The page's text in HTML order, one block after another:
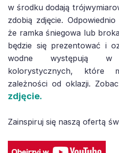
w środku dodają
zdobią zdjęcie.
że ramka śniegowa lub
będzie się prezentować i
wodne występują w
kolorystycznych, które
zależności od oklazji.
zdjęcie.
Zainspiruj się naszą ofertą